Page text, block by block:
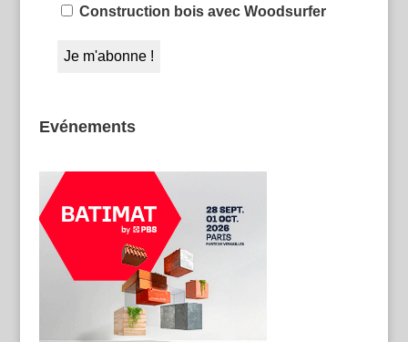
Construction bois avec Woodsurfer
Evénements